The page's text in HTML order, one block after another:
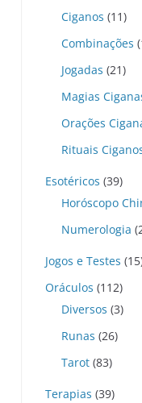
Ciganos (11)
Combinações
Jogadas (21)
Magias
Orações
Rituais
Esotéricos (39)
Horóscopo
Numerologia
Jogos e Testes
Oráculos (112)
Diversos (3)
Runas (26)
Tarot (83)
Terapias (39)